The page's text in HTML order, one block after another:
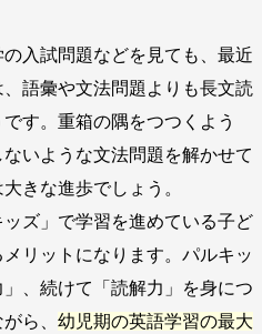
入試問題などを見ても、最近
語彙や文法問題よりも長文読
す。重箱の隅をつつくよう
いような文法問題を解かせて
きな進歩でしょう。
ズ」で学習を進めている子ど
リットになります。パルキッ
、続けて「読解力」を身につ
ら、 幼児期の英語学習の最大